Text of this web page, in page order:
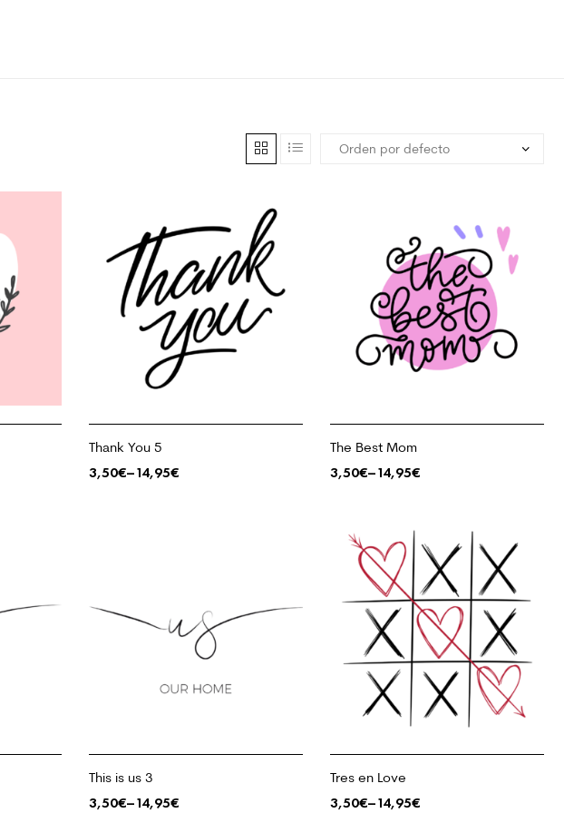
Thank You 5
3,50€–14,95€
The Best Mom
3,50€–14,95€
This is us 3
3,50€–14,95€
Tres en Love
3,50€–14,95€